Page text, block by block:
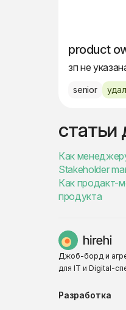
product
зп не
senior
Как
Stakeholder
Как продакт-
продукта
Джоб-борд и
для IT и Digital-
Разработка